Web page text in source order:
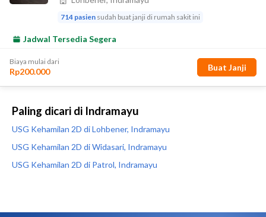
Paling dicari di Indramayu
USG Kehamilan 2D di Lohbener, Indramayu
USG Kehamilan 2D di Widasari, Indramayu
USG Kehamilan 2D di Patrol, Indramayu